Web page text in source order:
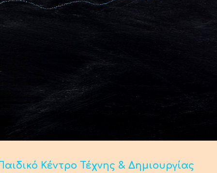
Κέντρο Τέχνης & Δημιουργίας